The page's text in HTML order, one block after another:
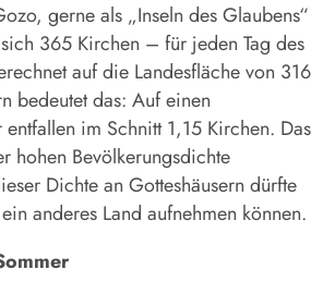
gerne als „Inseln des Glaubens“
365 Kirchen – für jeden Tag des
auf die Landesfläche von 316
bedeutet das: Auf einen
im Schnitt 1,15 Kirchen. Das
hohen Bevölkerungsdichte
Dichte an Gotteshäusern dürfte
anderes Land aufnehmen können.